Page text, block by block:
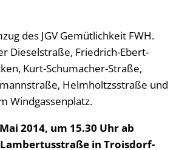
des JGV Gemütlichkeit FWH.
Dieselstraße, Friedrich-Ebert-
Kurt-Schumacher-Straße,
Helmholtzsstraße und
Windgassenplatz.
2014, um 15.30 Uhr ab
in Troisdorf-